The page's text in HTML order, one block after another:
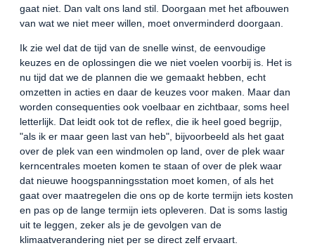
gaat niet. Dan valt ons land stil. Doorgaan met het afbouwen
van wat we niet meer willen, moet onverminderd doorgaan.
Ik zie wel dat de tijd van de snelle winst, de eenvoudige
keuzes en de oplossingen die we niet voelen voorbij is. Het is
nu tijd dat we de plannen die we gemaakt hebben, echt
omzetten in acties en daar de keuzes voor maken. Maar dan
worden consequenties ook voelbaar en zichtbaar, soms heel
letterlijk. Dat leidt ook tot de reflex, die ik heel goed begrijp,
"als ik er maar geen last van heb", bijvoorbeeld als het gaat
over de plek van een windmolen op land, over de plek waar
kerncentrales moeten komen te staan of over de plek waar
dat nieuwe hoogspanningsstation moet komen, of als het
gaat over maatregelen die ons op de korte termijn iets kosten
en pas op de lange termijn iets opleveren. Dat is soms lastig
uit te leggen, zeker als je de gevolgen van de
klimaatverandering niet per se direct zelf ervaart.